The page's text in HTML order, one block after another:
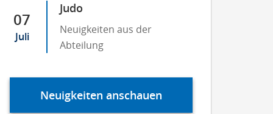
07
Juli
Judo
Neuigkeiten aus der
Abteilung
Neuigkeiten anschauen